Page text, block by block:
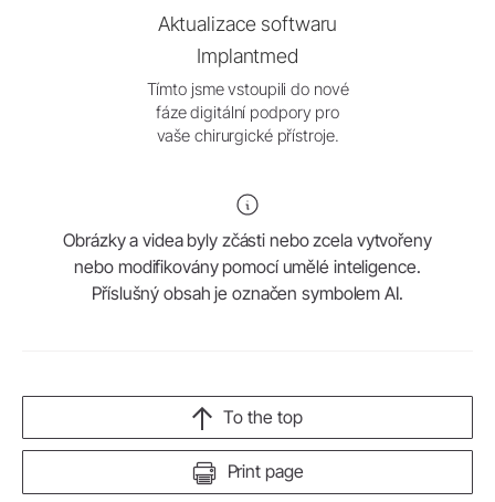
Aktualizace softwaru
Implantmed
Tímto jsme vstoupili do nové
fáze digitální podpory pro
vaše chirurgické přístroje.
Obrázky a videa byly zčásti nebo zcela vytvořeny
nebo modifikovány pomocí umělé inteligence.
Příslušný obsah je označen symbolem AI.
Print page
To the top